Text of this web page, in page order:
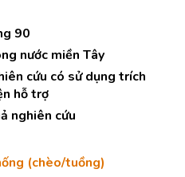
90
nước miền Tây
cứu có sử dụng trích
hỗ trợ
nghiên cứu
(chèo/tuồng)